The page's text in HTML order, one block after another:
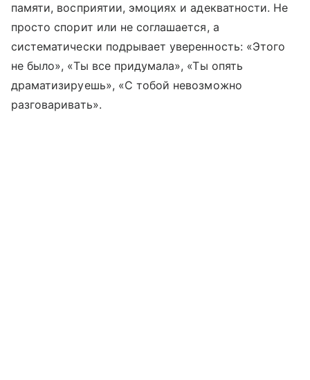
памяти, восприятии, эмоциях и адекватности. Не
просто спорит или не соглашается, а
систематически подрывает уверенность: «Этого
не было», «Ты все придумала», «Ты опять
драматизируешь», «С тобой невозможно
разговаривать».